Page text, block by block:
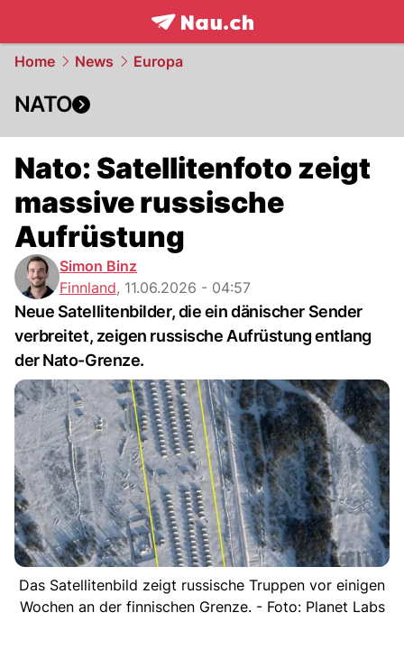
frontpage.NAU.ch
Home News Europa
NATO
Nato: Satellitenfoto zeigt
massive russische
Aufrüstung
Simon Binz
Finnland, 11.06.2026 - 04:57
Neue Satellitenbilder, die ein dänischer Sender
verbreitet, zeigen russische Aufrüstung entlang
der Nato-Grenze.
Das Satellitenbild zeigt russische Truppen vor einigen
Wochen an der finnischen Grenze. - Foto: Planet Labs